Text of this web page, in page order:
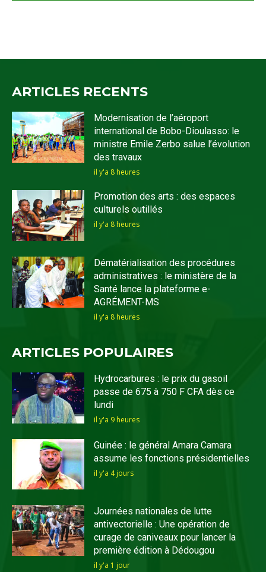
ARTICLES RECENTS
Modernisation de l’aéroport
international de Bobo-Dioulasso: le
ministre Emile Zerbo salue l’évolution
des travaux
il y'a 8 heures
Promotion des arts : des espaces
culturels outillés
il y'a 8 heures
Dématérialisation des procédures
administratives : le ministère de la
Santé lance la plateforme e-
AGRÉMENT-MS
il y'a 8 heures
ARTICLES POPULAIRES
Hydrocarbures : le prix du gasoil
passe de 675 à 750 F CFA dès ce
lundi
il y'a 9 heures
Guinée : le général Amara Camara
assume les fonctions présidentielles
il y'a 4 jours
Journées nationales de lutte
antivectorielle : Une opération de
curage de caniveaux pour lancer la
première édition à Dédougou
il y'a 1 jour